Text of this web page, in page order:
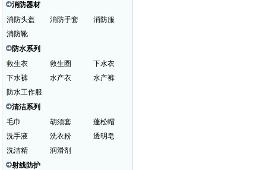
消防器材
消防头盔
消防手套
消防服
消防靴
防水系列
救生衣
救生圈
下水衣
下水裤
水产衣
水产裤
防水工作服
清洁系列
毛巾
胡须套
蓬松帽
洗手液
洗衣粉
透明皂
洗洁精
润滑剂
射线防护